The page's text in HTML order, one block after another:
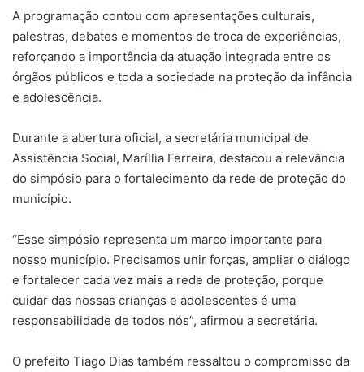
A programação contou com apresentações culturais,
palestras, debates e momentos de troca de experiências,
reforçando a importância da atuação integrada entre os
órgãos públicos e toda a sociedade na proteção da infância
e adolescência.
Durante a abertura oficial, a secretária municipal de
Assistência Social, Maríllia Ferreira, destacou a relevância
do simpósio para o fortalecimento da rede de proteção do
município.
“Esse simpósio representa um marco importante para
nosso município. Precisamos unir forças, ampliar o diálogo
e fortalecer cada vez mais a rede de proteção, porque
cuidar das nossas crianças e adolescentes é uma
responsabilidade de todos nós”, afirmou a secretária.
O prefeito Tiago Dias também ressaltou o compromisso da